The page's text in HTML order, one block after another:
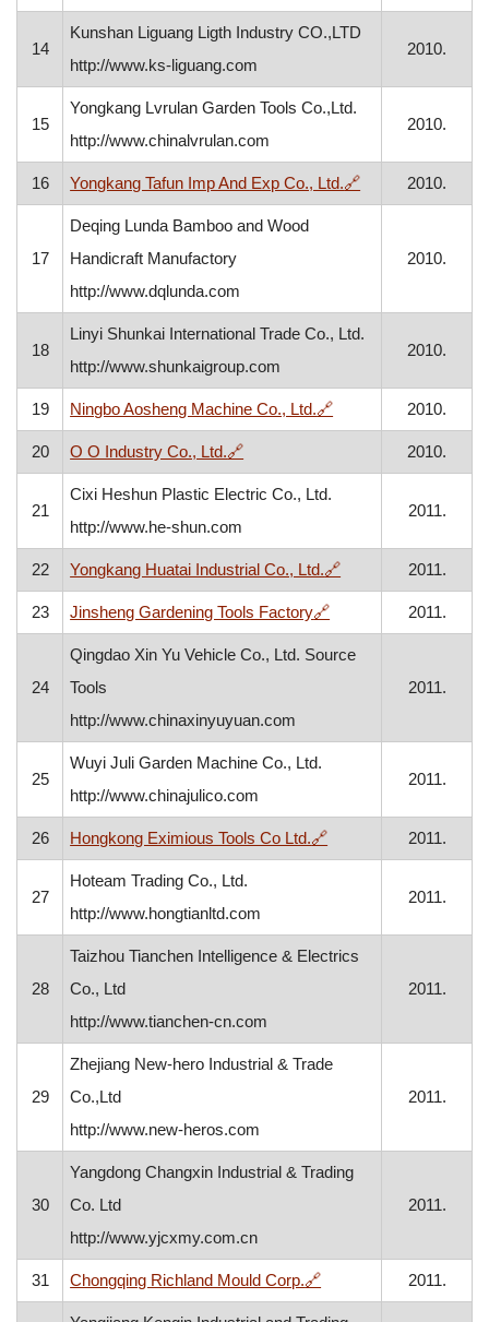
14
Kunshan Liguang Ligth Industry CO.,LTD
http://www.ks-liguang.com
2010.
15
Yongkang Lvrulan Garden Tools Co.,Ltd.
http://www.chinalvrulan.com
2010.
16 Yongkang Tafun Imp And Exp Co., Ltd.🔗, otvara se u
2010.
17
Deqing Lunda Bamboo and Wood
Handicraft Manufactory
http://www.dqlunda.com
2010.
18
Linyi Shunkai International Trade Co., Ltd.
http://www.shunkaigroup.com
2010.
19 Ningbo Aosheng Machine Co., Ltd.🔗, otvara se u novom
2010.
20 O O Industry Co., Ltd.🔗, otvara se u novom prozoru
2010.
21
Cixi Heshun Plastic Electric Co., Ltd.
http://www.he-shun.com
2011.
22 Yongkang Huatai Industrial Co., Ltd.🔗, otvara se u novom
2011.
23 Jinsheng Gardening Tools Factory🔗, otvara se u novom
2011.
24
Qingdao Xin Yu Vehicle Co., Ltd. Source
Tools
http://www.chinaxinyuyuan.com
2011.
25
Wuyi Juli Garden Machine Co., Ltd.
http://www.chinajulico.com
2011.
26 Hongkong Eximious Tools Co Ltd.🔗, otvara se u novom
2011.
27
Hoteam Trading Co., Ltd.
http://www.hongtianltd.com
2011.
28
Taizhou Tianchen Intelligence & Electrics
Co., Ltd
http://www.tianchen-cn.com
2011.
29
Zhejiang New-hero Industrial & Trade
Co.,Ltd
http://www.new-heros.com
2011.
30
Yangdong Changxin Industrial & Trading
Co. Ltd
http://www.yjcxmy.com.cn
2011.
31 Chongqing Richland Mould Corp.🔗, otvara se u novom
2011.